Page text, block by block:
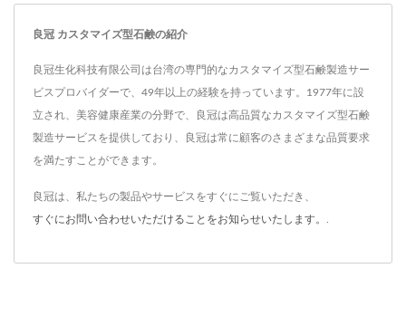
良冠 カスタマイズ型石鹸の紹介
良冠生化科技有限公司は台湾の専門的なカスタマイズ型石鹸製造サー
ビスプロバイダーで、49年以上の経験を持っています。1977年に設
立され、美容健康産業の分野で、良冠は高品質なカスタマイズ型石鹸
製造サービスを提供しており、良冠は常に顧客のさまざまな品質要求
を満たすことができます。
良冠は、私たちの製品やサービスをすぐにご覧いただき、
すぐにお問い合わせいただけることをお知らせいたします。